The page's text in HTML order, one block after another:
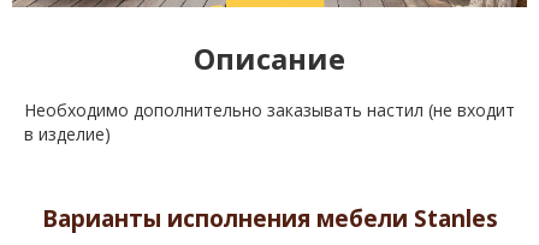
Описание
Необходимо дополнительно заказывать настил (не входит
в изделие)
Варианты исполнения мебели Stanles